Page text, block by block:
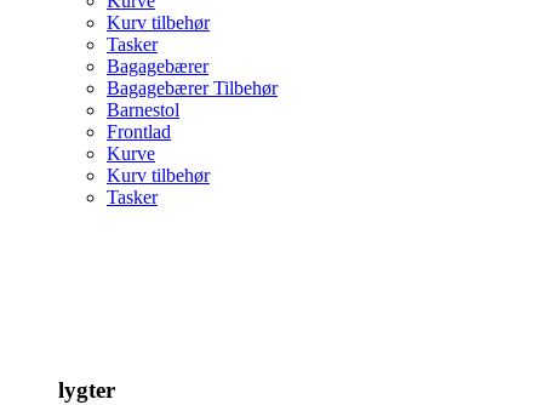
Kurv tilbehør
Tasker
Bagagebærer
Bagagebærer Tilbehør
Barnestol
Frontlad
Kurve
Kurv tilbehør
Tasker
lygter